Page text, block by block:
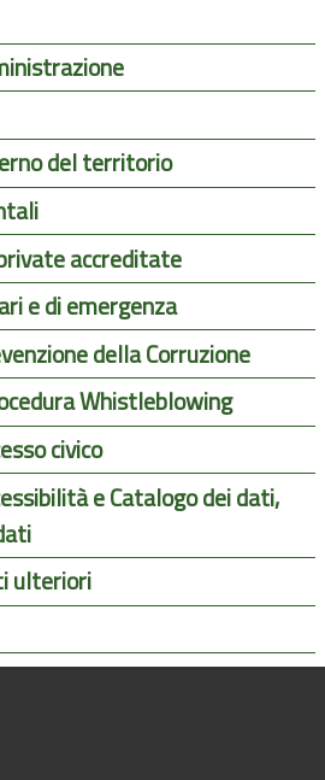
del territorio
accreditate
e di emergenza
della Corruzione
Whistleblowing
civico
e Catalogo dei dati,
ulteriori